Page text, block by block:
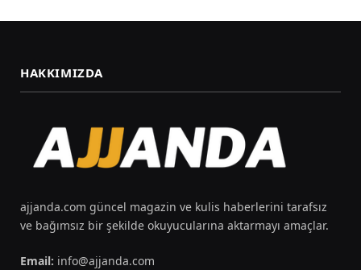
HAKKIMIZDA
ajjanda.com güncel magazin ve kulis haberlerini tarafsız
ve bağımsız bir şekilde okuyucularına aktarmayı amaçlar.
Email: info@ajjanda.com